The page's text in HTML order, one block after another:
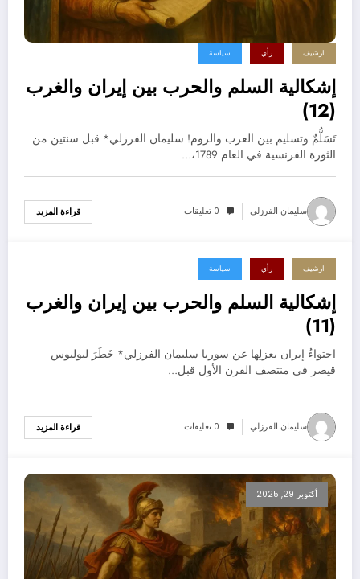
ارشيف رأي سياسة
إشكالية السلم والحرب بين إيران والغرب
(12)
تَسَلُّمٌ وتسليم بين العرب والروم! سليمان الفرزلي* قبل سنتين من
الثورة الفرنسية في العام 1789،…
سليمان الفرزلي 0 تعليقات قراءة المزيد
نوفمبر 5, 2025
ارشيف رأي سياسة
إشكالية السلم والحرب بين إيران والغرب
(11)
احتواءُ إيران بعزلِها عن سوريا سليمان الفرزلي* خَطَرَ ليوليوس
قيصر في منتصف القرن الأول قبل…
سليمان الفرزلي 0 تعليقات قراءة المزيد
أكتوبر 29, 2025